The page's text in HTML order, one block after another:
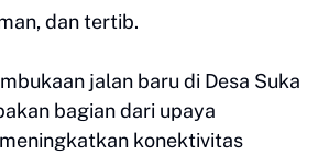
dan tertib.
jalan baru di Desa Suka
bagian dari upaya
konektivitas